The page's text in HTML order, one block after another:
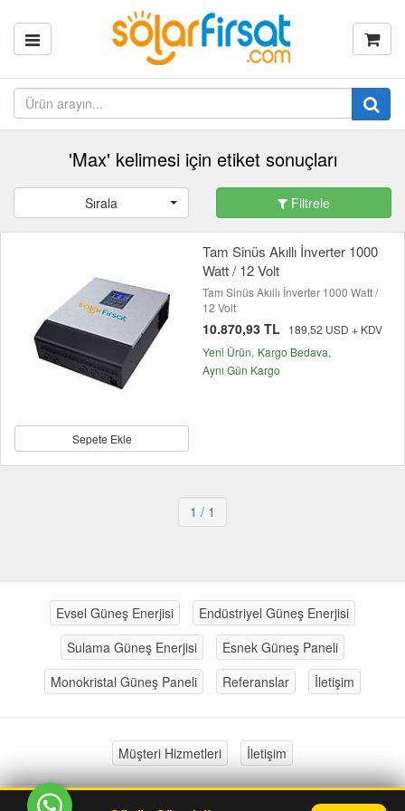
'Max' kelimesi için etiket sonuçları
Sırala Filtrele
Sepete Ekle
Tam Sinüs Akıllı İnverter 1000
Watt / 12 Volt
Tam Sinüs Akıllı İnverter 1000 Watt /
12 Volt
10.870,93 TL
189,52 USD + KDV
Yeni Ürün Kargo Bedava
Aynı Gün Kargo
1 / 1
Evsel Güneş Enerjisi
Endüstriyel Güneş Enerjisi
Sulama Güneş Enerjisi
Esnek Güneş Paneli
Monokristal Güneş Paneli
Referanslar İletişim
Müşteri Hizmetleri İletişim